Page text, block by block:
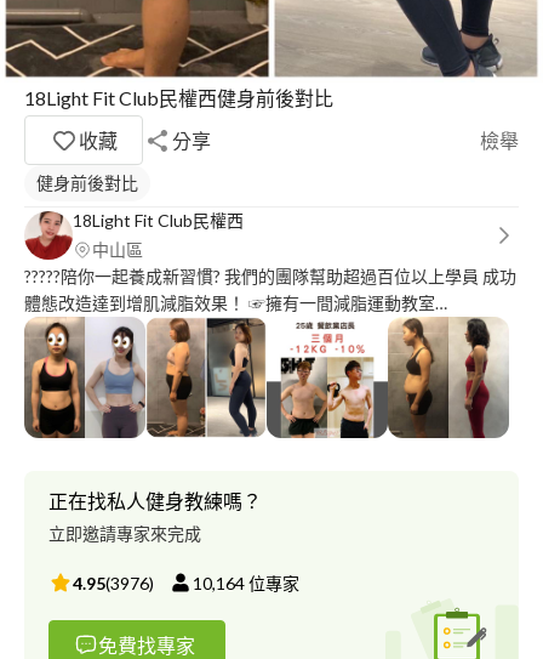
18Light Fit Club民權西健身前後對比
收藏
分享 檢舉
健身前後對比
18Light Fit Club民權西
中山區
?????陪你一起養成新習慣? 我們的團隊幫助超過百位以上學員 成功
體態改造達到增肌減脂效果！ ☞擁有一間減脂運動教室
18lightfitclub ☞教練本人減重-18kg ┃體脂-11% ♡ ☞中華民國健
身教練認證 專長：增肌減脂不反彈、體態雕塑 、肌力訓練、飲食
規劃 、高強度間歇、運動課程設計
正在找私人健身教練嗎？
立即邀請專家來完成
4.95(3976) 10,164位專家
免費找專家